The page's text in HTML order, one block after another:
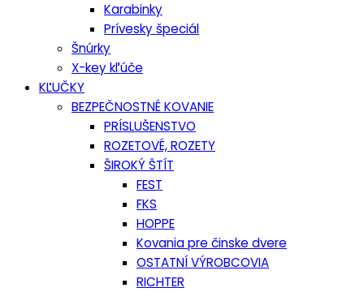
Karabinky
Prívesky špeciál
Šnúrky
X-key kľúče
KĽUČKY
BEZPEČNOSTNÉ KOVANIE
PRÍSLUŠENSTVO
ROZETOVÉ, ROZETY
ŠIROKÝ ŠTÍT
FEST
FKS
HOPPE
Kovania pre činske dvere
OSTATNÍ VÝROBCOVIA
RICHTER